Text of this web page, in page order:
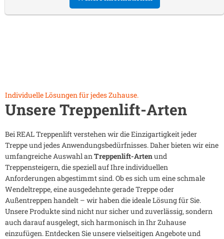
Individuelle Lösungen für jedes Zuhause.
Unsere Treppenlift-Arten
Bei REAL Treppenlift verstehen wir die Einzigartigkeit jeder
Treppe und jedes Anwendungsbedürfnisses. Daher bieten wir eine
umfangreiche Auswahl anTreppenlift-Artenund
Treppensteigern, die speziell auf Ihre individuellen
Anforderungen abgestimmt sind. Ob es sich um eine schmale
Wendeltreppe, eine ausgedehnte gerade Treppe oder
Außentreppen handelt – wir haben die ideale Lösung für Sie.
Unsere Produkte sind nicht nur sicher und zuverlässig, sondern
auch darauf ausgelegt, sich harmonisch in Ihr Zuhause
einzufügen. Entdecken Sie unsere vielseitigen Angebote und